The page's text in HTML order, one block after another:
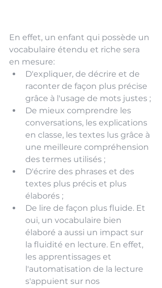
En effet, un enfant qui possède un
vocabulaire étendu et riche sera
en mesure:
D'expliquer, de décrire et de
raconter de façon plus précise
grâce à l'usage de mots justes ;
De mieux comprendre les
conversations, les explications
en classe, les textes lus grâce à
une meilleure compréhension
des termes utilisés ;
D'écrire des phrases et des
textes plus précis et plus
élaborés ;
De lire de façon plus fluide. Et
oui, un vocabulaire bien
élaboré a aussi un impact sur
la fluidité en lecture. En effet,
les apprentissages et
l'automatisation de la lecture
s'appuient sur nos